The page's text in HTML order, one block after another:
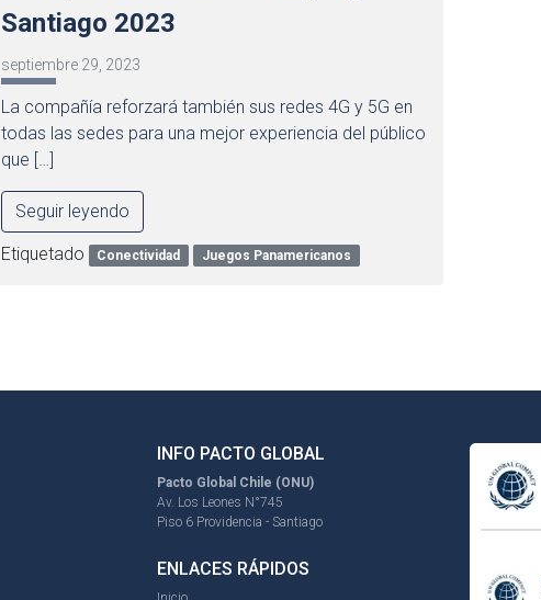
Santiago 2023
septiembre 29, 2023
La compañía reforzará también sus redes 4G y 5G en
todas las sedes para una mejor experiencia del público
que […]
Seguir leyendo
Etiquetado Conectividad Juegos Panamericanos
INFO PACTO GLOBAL
Pacto Global Chile (ONU)
Av. Los Leones N°745
Piso 6 Providencia - Santiago
ENLACES RÁPIDOS